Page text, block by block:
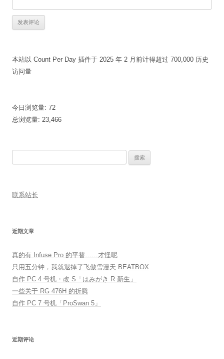
本站以 Count Per Day 插件于 2025 年 2 月前计得超过 700,000 历史
访问量
今日浏览量: 72
总浏览量: 23,466
联系站长
近期文章
真的有 Infuse Pro 的平替……才怪呢
只用五分钟，我就退掉了飞傲雪漫天 BEATBOX
自作 PC 4 号机・改 S「はみがき R 新生」
一些关于 RG 476H 的折腾
自作 PC 7 号机「ProSwan 5」
近期评论